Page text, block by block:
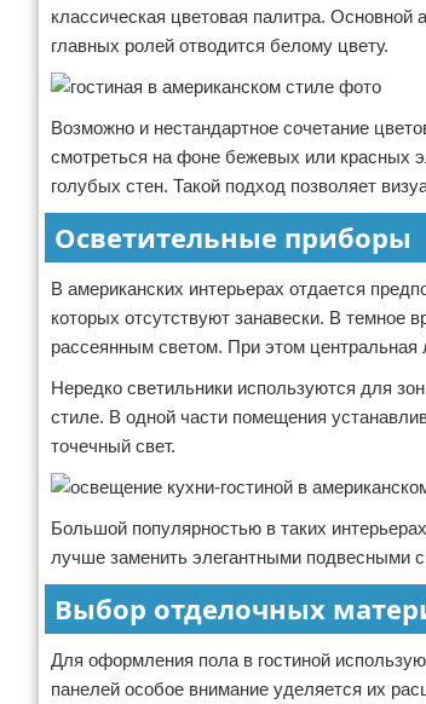
классическая цветовая палитра.
главных ролей отводится белому цвету.
Возможно и нестандартное сочетание
смотреться на фоне бежевых или красных
голубых стен. Такой подход позволяет
Осветительные приборы
В американских интерьерах отдается
которых отсутствуют занавески. В темное
рассеянным светом. При этом центральная
Нередко светильники используются для
стиле. В одной части помещения
точечный свет.
Большой популярностью в таких
лучше заменить элегантными подвесными
Выбор отделочных
Для оформления пола в гостиной
панелей особое внимание уделяется их